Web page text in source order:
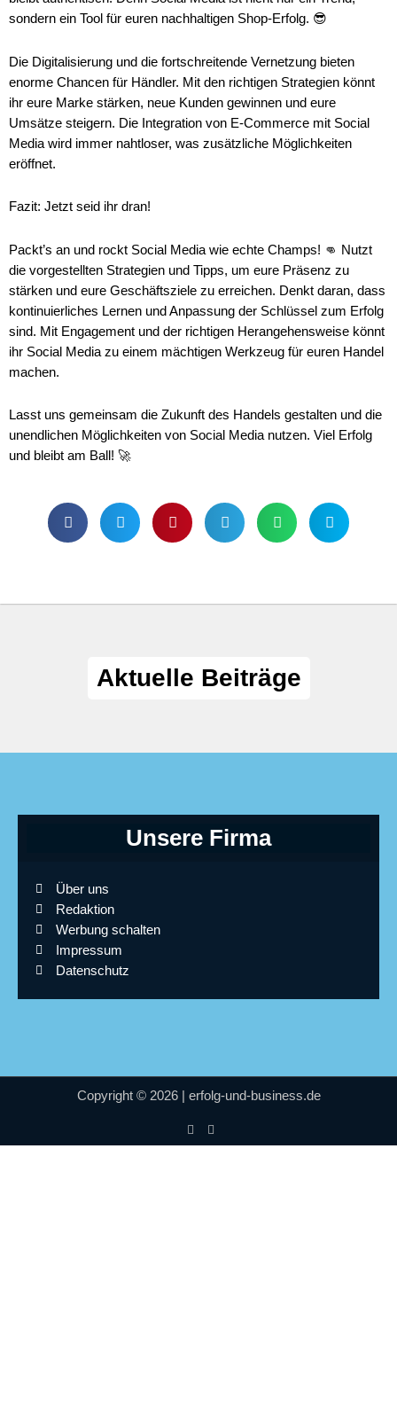
sondern ein Tool für euren nachhaltigen Shop-Erfolg. 😎
Die Digitalisierung und die fortschreitende Vernetzung bieten
enorme Chancen für Händler. Mit den richtigen Strategien könnt
ihr eure Marke stärken, neue Kunden gewinnen und eure
Umsätze steigern. Die Integration von E-Commerce mit Social
Media wird immer nahtloser, was zusätzliche Möglichkeiten
eröffnet.
Fazit: Jetzt seid ihr dran!
Packt’s an und rockt Social Media wie echte Champs! 👊 Nutzt
die vorgestellten Strategien und Tipps, um eure Präsenz zu
stärken und eure Geschäftsziele zu erreichen. Denkt daran, dass
kontinuierliches Lernen und Anpassung der Schlüssel zum Erfolg
sind. Mit Engagement und der richtigen Herangehensweise könnt
ihr Social Media zu einem mächtigen Werkzeug für euren Handel
machen.
Lasst uns gemeinsam die Zukunft des Handels gestalten und die
unendlichen Möglichkeiten von Social Media nutzen. Viel Erfolg
und bleibt am Ball! 🚀
Aktuelle Beiträge
Unsere Firma
Über uns
Redaktion
Werbung schalten
Impressum
Datenschutz
Copyright © 2026 | erfolg-und-business.de